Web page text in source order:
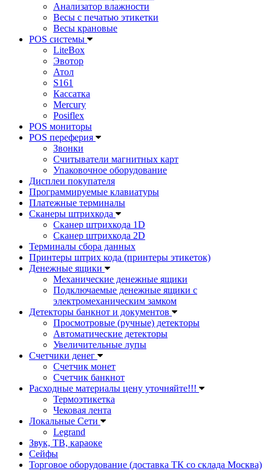
Анализатор влажности
Весы с печатью этикетки
Весы крановые
POS системы
LiteBox
Эвотор
Атол
S161
Кассатка
Mercury
Posiflex
POS мониторы
POS переферия
Звонки
Считыватели магнитных карт
Упаковочное оборудование
Дисплеи покупателя
Программируемые клавиатуры
Платежные терминалы
Сканеры штрихкода
Сканер штрихкода 1D
Сканер штрихкода 2D
Терминалы сбора данных
Принтеры штрих кода (принтеры этикеток)
Денежные ящики
Механические денежные ящики
Подключаемые денежные ящики с
электромеханическим замком
Детекторы банкнот и документов
Просмотровые (ручные) детекторы
Автоматические детекторы
Увеличительные лупы
Счетчики денег
Счетчик монет
Счетчик банкнот
Расходные материалы цену уточняйте!!!
Термоэтикетка
Чековая лента
Локальные Сети
Legrand
Звук, ТВ, караоке
Сейфы
Торговое оборудование (доставка ТК со склада Москва)